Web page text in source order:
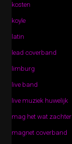
kosten
koyle
latin
lead coverband
limburg
live band
live muziek huwelijk
mag het wat zachter
magnet coverband